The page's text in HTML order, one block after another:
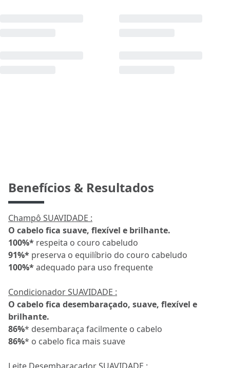
Benefícios & Resultados
Champô SUAVIDADE :
O cabelo fica suave, flexível e brilhante.
100%* respeita o couro cabeludo
91%* preserva o equilíbrio do couro cabeludo
100%*adequado para uso frequente
Condicionador SUAVIDADE :
O cabelo fica desembaraçado, suave, flexível e
brilhante.
86%* desembaraça facilmente o cabelo
86%* o cabelo fica mais suave